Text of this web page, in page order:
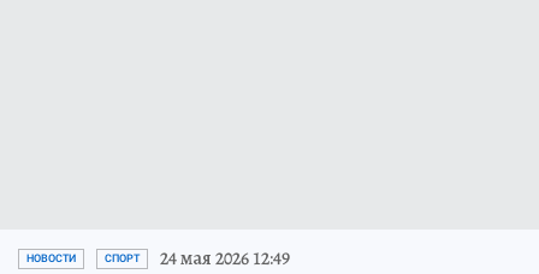
НОВОСТИ СПОРТ 24 мая 2026 12:49